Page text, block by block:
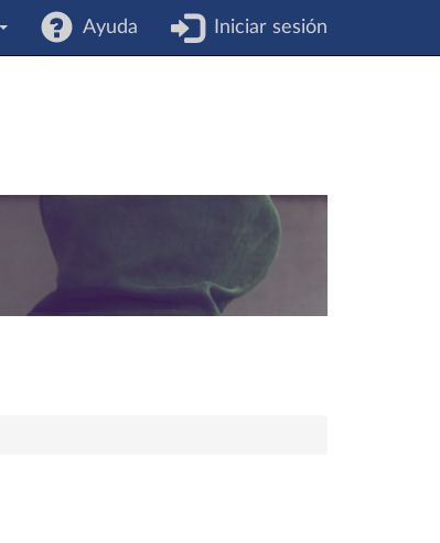
Ayuda Iniciar sesión